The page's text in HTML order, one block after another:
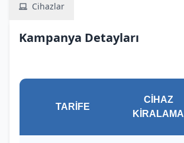
Cihazlar
Kampanya Detayları
TARİFE
CİHAZ
KİRALAMA